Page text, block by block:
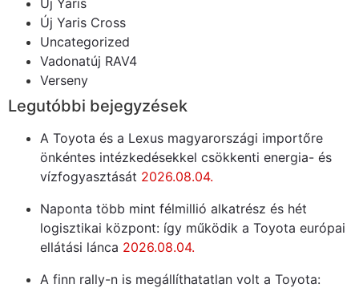
Új Yaris Cross
Uncategorized
Vadonatúj RAV4
Verseny
Legutóbbi bejegyzések
A Toyota és a Lexus magyarországi importőre
önkéntes intézkedésekkel csökkenti energia- és
vízfogyasztását 2026.08.04.
Naponta több mint félmillió alkatrész és hét
logisztikai központ: így működik a Toyota európai
ellátási lánca 2026.08.04.
A finn rally-n is megállíthatatlan volt a Toyota: